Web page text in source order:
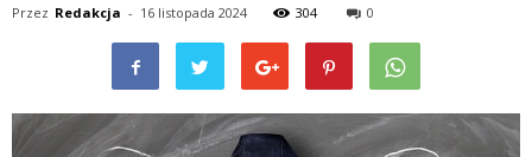
Przez Redakcja - 16 listopada 2024 304 0